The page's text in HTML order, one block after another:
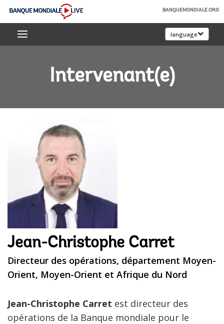
Skip
Main
Banque
mondiale
BANQUEMONDIALE.ORG
language
Intervenant(e)
Jean-Christophe Carret
Directeur des opérations, département Moyen-
Orient, Moyen-Orient et Afrique du Nord
Jean-Christophe Carret est directeur des
opérations de la Banque mondiale pour le